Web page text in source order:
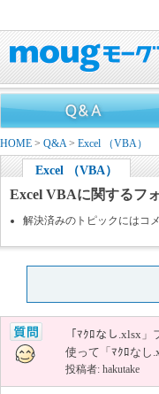
HOME > Q&A> Excel （VBA）
Excel （VBA）
Excel VBAに関するフ
解決済みのトピックにはコ
「ﾏｸﾛなし.xlsx
使って「ﾏｸﾛなし
投稿者: hakutake